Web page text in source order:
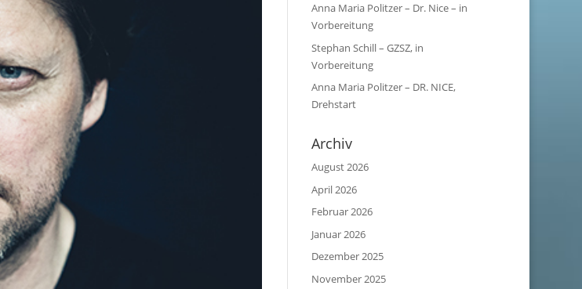
Anna Maria Politzer – Dr. Nice – in
Vorbereitung
Stephan Schill – GZSZ, in
Vorbereitung
Anna Maria Politzer – DR. NICE,
Drehstart
Archiv
August 2026
April 2026
Februar 2026
Januar 2026
Dezember 2025
November 2025